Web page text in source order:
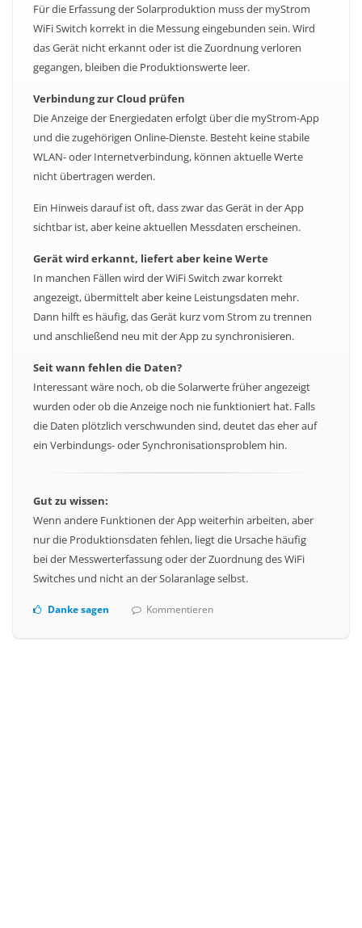
Für die Erfassung der Solarproduktion muss der myStrom
WiFi Switch korrekt in die Messung eingebunden sein. Wird
das Gerät nicht erkannt oder ist die Zuordnung verloren
gegangen, bleiben die Produktionswerte leer.
Verbindung zur Cloud prüfen
Die Anzeige der Energiedaten erfolgt über die myStrom-App
und die zugehörigen Online-Dienste. Besteht keine stabile
WLAN- oder Internetverbindung, können aktuelle Werte
nicht übertragen werden.
Ein Hinweis darauf ist oft, dass zwar das Gerät in der App
sichtbar ist, aber keine aktuellen Messdaten erscheinen.
Gerät wird erkannt, liefert aber keine Werte
In manchen Fällen wird der WiFi Switch zwar korrekt
angezeigt, übermittelt aber keine Leistungsdaten mehr.
Dann hilft es häufig, das Gerät kurz vom Strom zu trennen
und anschließend neu mit der App zu synchronisieren.
Seit wann fehlen die Daten?
Interessant wäre noch, ob die Solarwerte früher angezeigt
wurden oder ob die Anzeige noch nie funktioniert hat. Falls
die Daten plötzlich verschwunden sind, deutet das eher auf
ein Verbindungs- oder Synchronisationsproblem hin.
Gut zu wissen:
Wenn andere Funktionen der App weiterhin arbeiten, aber
nur die Produktionsdaten fehlen, liegt die Ursache häufig
bei der Messwerterfassung oder der Zuordnung des WiFi
Switches und nicht an der Solaranlage selbst.
Danke sagen Kommentieren